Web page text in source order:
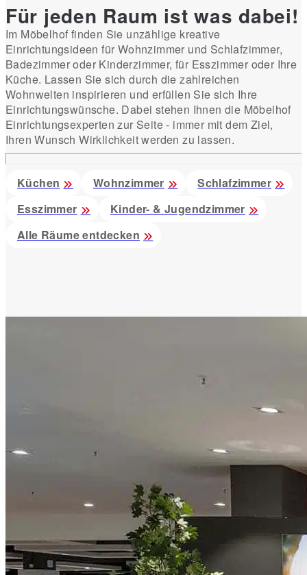
Für jeden Raum ist was dabei!
Im Möbelhof finden Sie unzählige kreative
Einrichtungsideen für Wohnzimmer und Schlafzimmer,
Badezimmer oder Kinderzimmer, für Esszimmer oder Ihre
Küche. Lassen Sie sich durch die zahlreichen
Wohnwelten inspirieren und erfüllen Sie sich Ihre
Einrichtungswünsche. Dabei stehen Ihnen die Möbelhof
Einrichtungsexperten zur Seite - immer mit dem Ziel,
Ihren Wunsch Wirklichkeit werden zu lassen.
Küchen Wohnzimmer
Schlafzimmer
Esszimmer
Kinder- & Jugendzimmer
Alle Räume entdecken